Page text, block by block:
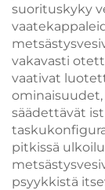
suorituskyky
vakavasti
vaativat
säädettävät
pitkissä
psyykkistä